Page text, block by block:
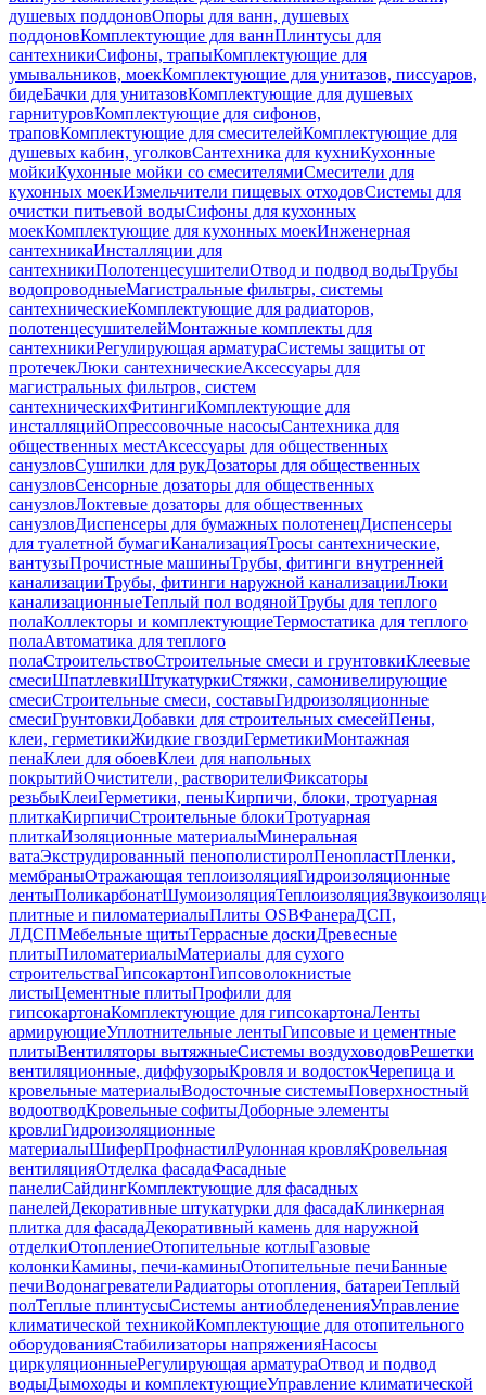
душевых поддоновОпоры для ванн, душевых
поддоновКомплектующие для ваннПлинтусы для
сантехникиСифоны, трапыКомплектующие для
умывальников, моекКомплектующие для унитазов, писсуаров,
бидеБачки для унитазовКомплектующие для душевых
гарнитуровКомплектующие для сифонов,
траповКомплектующие для смесителейКомплектующие для
душевых кабин, уголковСантехника для кухниКухонные
мойкиКухонные мойки со смесителямиСмесители для
кухонных моекИзмельчители пищевых отходовСистемы для
очистки питьевой водыСифоны для кухонных
моекКомплектующие для кухонных моекИнженерная
сантехникаИнсталляции для
сантехникиПолотенцесушителиОтвод и подвод водыТрубы
водопроводныеМагистральные фильтры, системы
сантехническиеКомплектующие для радиаторов,
полотенцесушителейМонтажные комплекты для
сантехникиРегулирующая арматураСистемы защиты от
протечекЛюки сантехническиеАксессуары для
магистральных фильтров, систем
сантехническихФитингиКомплектующие для
инсталляцийОпрессовочные насосыСантехника для
общественных местАксессуары для общественных
санузловСушилки для рукДозаторы для общественных
санузловСенсорные дозаторы для общественных
санузловЛоктевые дозаторы для общественных
санузловДиспенсеры для бумажных полотенецДиспенсеры
для туалетной бумагиКанализацияТросы сантехнические,
вантузыПрочистные машиныТрубы, фитинги внутренней
канализацииТрубы, фитинги наружной канализацииЛюки
канализационныеТеплый пол водянойТрубы для теплого
полаКоллекторы и комплектующиеТермостатика для теплого
полаАвтоматика для теплого
полаСтроительствоСтроительные смеси и грунтовкиКлеевые
смесиШпатлевкиШтукатуркиСтяжки, самонивелирующие
смесиСтроительные смеси, составыГидроизоляционные
смесиГрунтовкиДобавки для строительных смесейПены,
клеи, герметикиЖидкие гвоздиГерметикиМонтажная
пенаКлеи для обоевКлеи для напольных
покрытийОчистители, растворителиФиксаторы
резьбыКлеиГерметики, пеныКирпичи, блоки, тротуарная
плиткаКирпичиСтроительные блокиТротуарная
плиткаИзоляционные материалыМинеральная
ватаЭкструдированный пенополистиролПенопластПленки,
мембраныОтражающая теплоизоляцияГидроизоляционные
лентыПоликарбонатШумоизоляцияТеплоизоляция
плитные и пиломатериалыПлиты OSBФанераДСП,
ЛДСПМебельные щитыТеррасные доскиДревесные
плитыПиломатериалыМатериалы для сухого
строительстваГипсокартонГипсоволокнистые
листыЦементные плитыПрофили для
гипсокартонаКомплектующие для гипсокартонаЛенты
армирующиеУплотнительные лентыГипсовые и цементные
плитыВентиляторы вытяжныеСистемы воздуховодовРешетки
вентиляционные, диффузорыКровля и водостокЧерепица и
кровельные материалыВодосточные системыПоверхностный
водоотводКровельные софитыДоборные элементы
кровлиГидроизоляционные
материалыШиферПрофнастилРулонная кровляКровельная
вентиляцияОтделка фасадаФасадные
панелиСайдингКомплектующие для фасадных
панелейДекоративные штукатурки для фасадаКлинкерная
плитка для фасадаДекоративный камень для наружной
отделкиОтоплениеОтопительные котлыГазовые
колонкиКамины, печи-каминыОтопительные печиБанные
печиВодонагревателиРадиаторы отопления, батареиТеплый
полТеплые плинтусыСистемы антиобледененияУправление
климатической техникойКомплектующие для отопительного
оборудованияСтабилизаторы напряженияНасосы
циркуляционныеРегулирующая арматураОтвод и подвод
водыДымоходы и комплектующиеУправление климатической